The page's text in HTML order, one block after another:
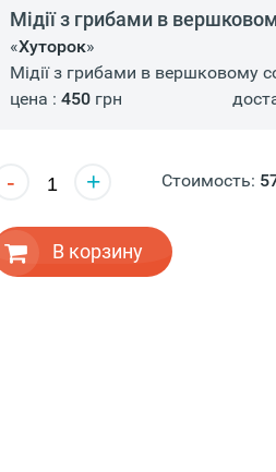
Мідії з грибами в
«Хуторок»
Мідії з грибами в вершковому
цена : 450грн
- + Стоимость:
В корзину